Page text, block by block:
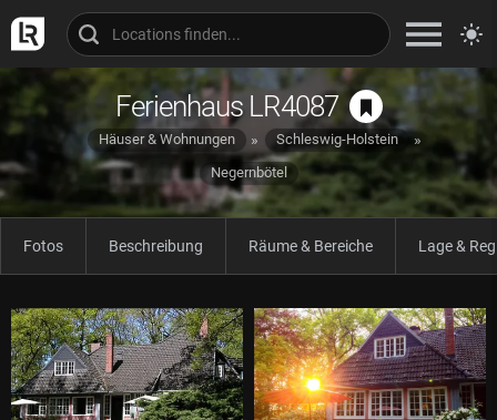
Ferienhaus LR4087
Häuser & Wohnungen
Schleswig-Holstein
Negernbötel
Fotos Beschreibung Räume & Bereiche Lage &